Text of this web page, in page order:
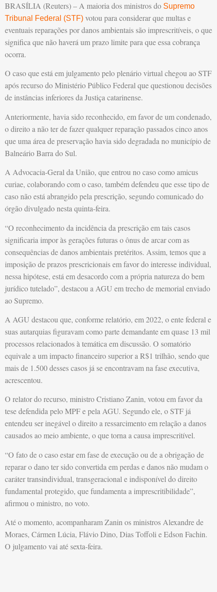
BRASÍLIA (Reuters) – A maioria dos ministros do Supremo
Tribunal Federal (STF) votou para considerar que multas e
eventuais reparações por danos ambientais são imprescritíveis, o que
significa que não haverá um prazo limite para que essa cobrança
ocorra.
O caso que está em julgamento pelo plenário virtual chegou ao STF
após recurso do Ministério Público Federal que questionou decisões
de instâncias inferiores da Justiça catarinense.
Anteriormente, havia sido reconhecido, em favor de um condenado,
o direito a não ter de fazer qualquer reparação passados cinco anos
que uma área de preservação havia sido degradada no município de
Balneário Barra do Sul.
A Advocacia-Geral da União, que entrou no caso como amicus
curiae, colaborando com o caso, também defendeu que esse tipo de
caso não está abrangido pela prescrição, segundo comunicado do
órgão divulgado nesta quinta-feira.
“O reconhecimento da incidência da prescrição em tais casos
significaria impor às gerações futuras o ônus de arcar com as
consequências de danos ambientais pretéritos. Assim, temos que a
imposição de prazos prescricionais em favor do interesse individual,
nessa hipótese, está em desacordo com a própria natureza do bem
jurídico tutelado”, destacou a AGU em trecho de memorial enviado
ao Supremo.
A AGU destacou que, conforme relatório, em 2022, o ente federal e
suas autarquias figuravam como parte demandante em quase 13 mil
processos relacionados à temática em discussão. O somatório
equivale a um impacto financeiro superior a R$1 trilhão, sendo que
mais de 1.500 desses casos já se encontravam na fase executiva,
acrescentou.
O relator do recurso, ministro Cristiano Zanin, votou em favor da
tese defendida pelo MPF e pela AGU. Segundo ele, o STF já
entendeu ser inegável o direito a ressarcimento em relação a danos
causados ao meio ambiente, o que torna a causa imprescritível.
“O fato de o caso estar em fase de execução ou de a obrigação de
reparar o dano ter sido convertida em perdas e danos não mudam o
caráter transindividual, transgeracional e indisponível do direito
fundamental protegido, que fundamenta a imprescritibilidade”,
afirmou o ministro, no voto.
Até o momento, acompanharam Zanin os ministros Alexandre de
Moraes, Cármen Lúcia, Flávio Dino, Dias Toffoli e Edson Fachin.
O julgamento vai até sexta-feira.